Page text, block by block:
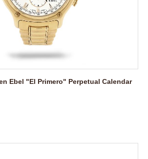
Ebel "El Primero" Perpetual Calendar